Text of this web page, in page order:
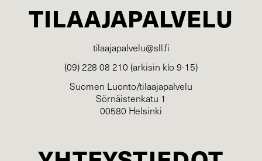
TILAAJAPALVELU
tilaajapalvelu@sll.fi
(09) 228 08 210 (arkisin klo 9-15)
Suomen Luonto/tilaajapalvelu
Sörnäistenkatu 1
00580 Helsinki